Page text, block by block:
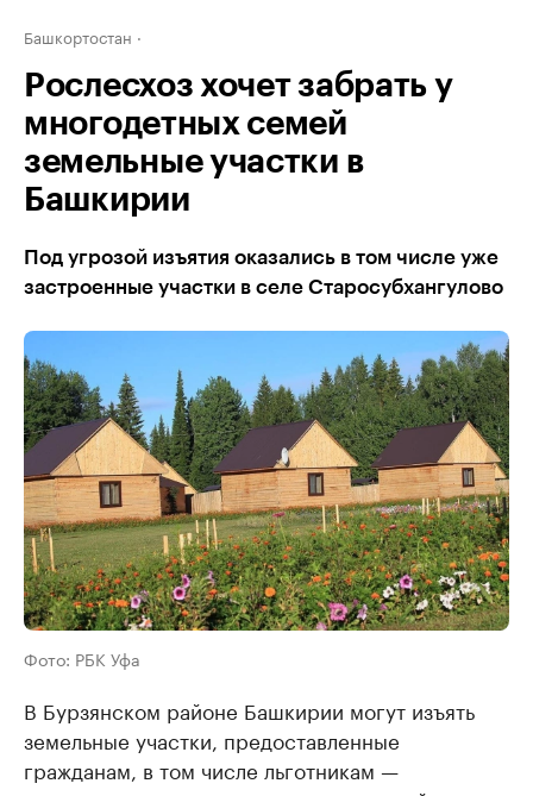
Башкортостан
Рослесхоз хочет забрать у
многодетных семей
земельные участки в
Башкирии
Под угрозой изъятия оказались в том числе уже
застроенные участки в селе Старосубхангулово
Фото: РБК Уфа
В Бурзянском районе Башкирии могут изъять
земельные участки, предоставленные
гражданам, в том числе льготникам —